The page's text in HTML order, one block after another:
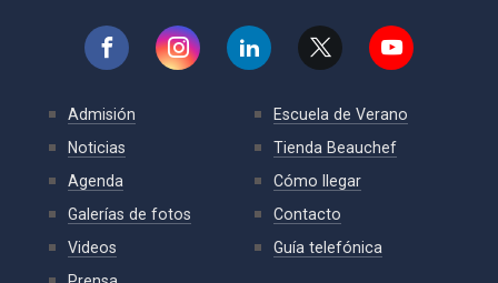
Admisión
Noticias
Agenda
Galerías de fotos
Videos
Escuela de Verano
Tienda Beauchef
Cómo llegar
Contacto
Guía telefónica